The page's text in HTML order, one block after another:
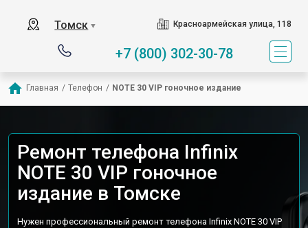
Томск ▼ Красноармейская улица, 118
+7 (800) 302-30-78
Главная / Телефон / NOTE 30 VIP гоночное издание
Ремонт телефона Infinix
NOTE 30 VIP гоночное
издание в Томске
Нужен профессиональный ремонт телефона Infinix NOTE 30 VIP